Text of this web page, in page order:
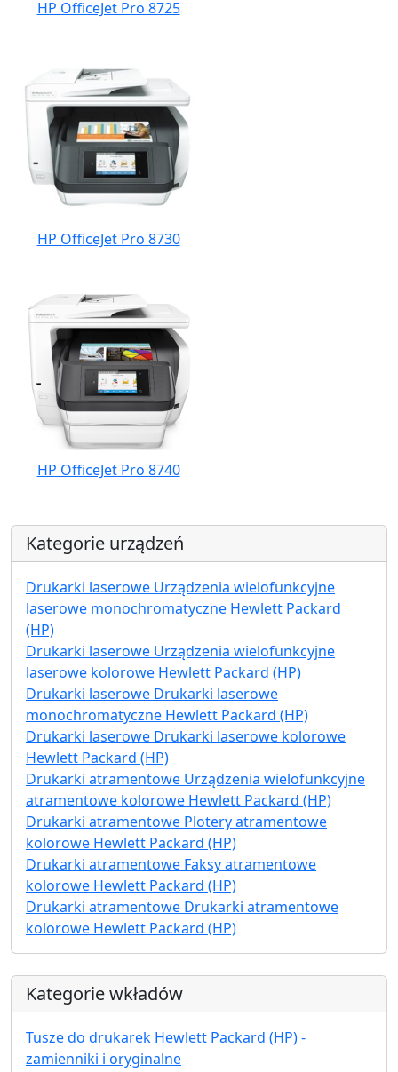
HP OfficeJet Pro 8725
HP OfficeJet Pro 8730
HP OfficeJet Pro 8740
Kategorie urządzeń
Drukarki laserowe Urządzenia wielofunkcyjne
laserowe monochromatyczne Hewlett Packard
(HP)
Drukarki laserowe Urządzenia wielofunkcyjne
laserowe kolorowe Hewlett Packard (HP)
Drukarki laserowe Drukarki laserowe
monochromatyczne Hewlett Packard (HP)
Drukarki laserowe Drukarki laserowe kolorowe
Hewlett Packard (HP)
Drukarki atramentowe Urządzenia wielofunkcyjne
atramentowe kolorowe Hewlett Packard (HP)
Drukarki atramentowe Plotery atramentowe
kolorowe Hewlett Packard (HP)
Drukarki atramentowe Faksy atramentowe
kolorowe Hewlett Packard (HP)
Drukarki atramentowe Drukarki atramentowe
kolorowe Hewlett Packard (HP)
Kategorie wkładów
Tusze do drukarek Hewlett Packard (HP) -
zamienniki i oryginalne